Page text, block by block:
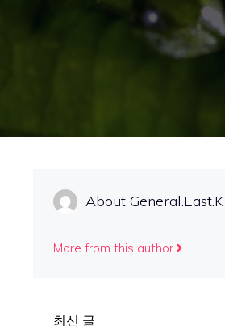
About General.East.K
More from this author
최신 글